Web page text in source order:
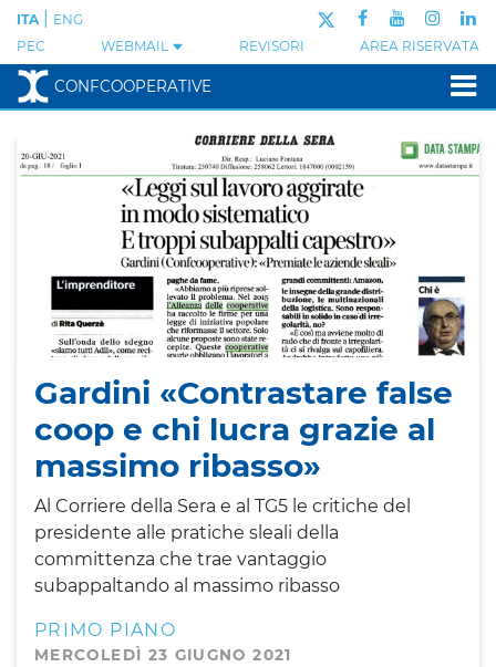
PEC WEBMAIL REVISORI AREA RISERVATA
ITA ENG
CONFCOOPERATIVE
Gardini «Contrastare false
coop e chi lucra grazie al
massimo ribasso»
Al Corriere della Sera e al TG5 le critiche del
presidente alle pratiche sleali della
committenza che trae vantaggio
subappaltando al massimo ribasso
PRIMO PIANO
MERCOLEDÌ 23 GIUGNO 2021